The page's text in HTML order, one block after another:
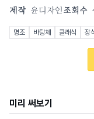
제작 윤디자인 조회수
명조 바탕체 클래식 장
미리 써보기